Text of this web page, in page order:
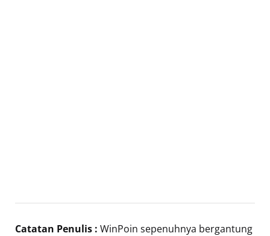
Catatan Penulis : WinPoin sepenuhnya bergantung